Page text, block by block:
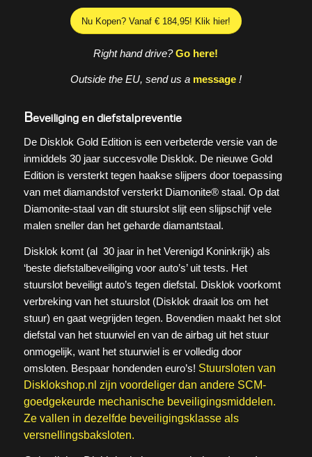
Nu Kopen? Vanaf € 184,95! Klik hier!
Right hand drive? Go here!
Outside the EU, send us a message !
Beveiliging en diefstalpreventie
De Disklok Gold Edition is een verbeterde versie van de
inmiddels 30 jaar succesvolle Disklok. De nieuwe Gold
Edition is versterkt tegen haakse slijpers door toepassing
van met diamandstof versterkt Diamonite® staal. Op dat
Diamonite-staal van dit stuurslot slijt een slijpschijf vele
malen sneller dan het geharde diamantstaal.
Disklok komt (al 30 jaar in het Verenigd Koninkrijk) als
‘beste diefstalbeveiliging voor auto’s’ uit tests. Het
stuurslot beveiligt auto’s tegen diefstal. Disklok voorkomt
verbreking van het stuurslot (Disklok draait los om het
stuur) en gaat wegrijden tegen. Bovendien maakt het slot
diefstal van het stuurwiel en van de airbag uit het stuur
onmogelijk, want het stuurwiel is er volledig door
omsloten. Bespaar hondenden euro’s! Stuursloten van
Disklokshop.nl zijn voordeliger dan andere SCM-
goedgekeurde mechanische beveiligingsmiddelen.
Ze vallen in dezelfde beveiligingsklasse als
versnellingsbaksloten.